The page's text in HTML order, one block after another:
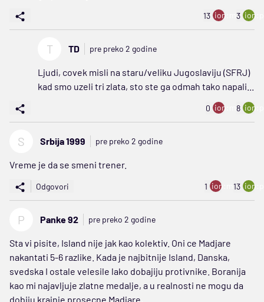
13 ion:minus
3
T TD pre preko 2 godine
Ljudi, covek misli na staru/veliku Jugoslaviju (SFRJ)
kad smo uzeli tri zlata, sto ste ga odmah tako napali...
0 ion:minus
8
S Srbija 1999 pre preko 2 godine
Vreme je da se smeni trener.
Odgovori 1 ion:minus
13
P Panke 92 pre preko 2 godine
Sta vi pisite, Island nije jak kao kolektiv. Oni ce Madjare
nakantati 5-6 razlike. Kada je najbitnije Island, Danska,
svedska I ostale velesile lako dobajiju protivnike. Boranija
kao mi najavljuje zlatne medalje, a u realnosti ne mogu da
dobiju krajnje prosecne Madjare.